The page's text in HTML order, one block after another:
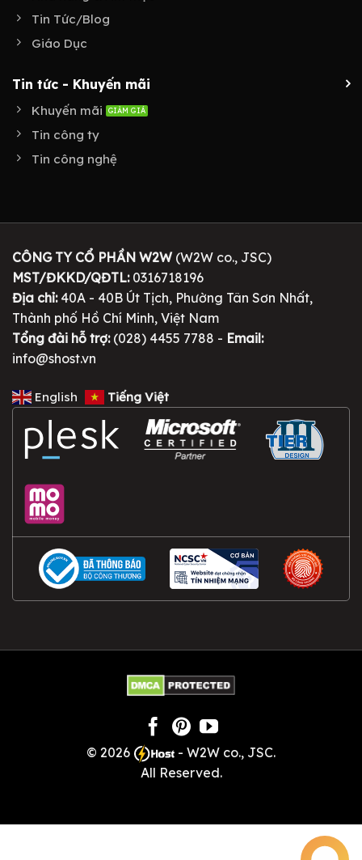
Tin Tức/Blog
Giáo Dục
Tin tức - Khuyến mãi
Khuyến mãi
Tin công ty
Tin công nghệ
CÔNG TY CỔ PHẦN W2W(W2W co., JSC)
MST/ĐKKD/QĐTL:0316718196
Địa chỉ:40A - 40B Út Tịch, Phường Tân Sơn Nhất,
Thành phố Hồ Chí Minh, Việt Nam
Tổng đài hỗ trợ:(028) 4455 7788 - Email:
info@shost.vn
English Tiếng Việt
© 2026
- W2W co., JSC.
All Reserved.